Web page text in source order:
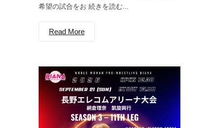
希望の試合をお 続きを読む...
Read More